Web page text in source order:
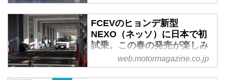
HMC（Hyundai Motor
Company）は、韓国のソウルモ
ビリティショーで開催されたグロ
ーバルローンチイベントにおい
て、先端のミッドサイズSUVであ
FCEVのヒョンデ新型
NEXO（ネッソ）に日本で初
試乗。この春の発売が楽しみ
な1台 - Webモーターマガジ
ン
web.motormagazine.co.jp